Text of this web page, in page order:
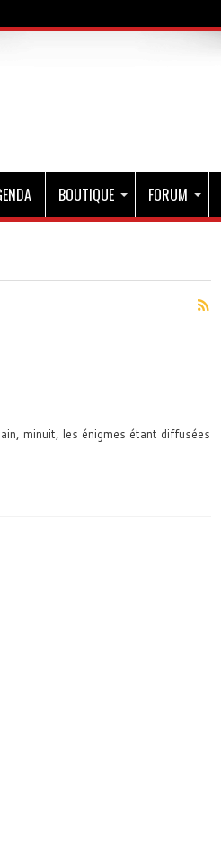
BOUTIQUE FORUM
minuit, les énigmes étant diffusées